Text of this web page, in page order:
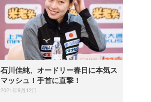
石川佳純、オードリー春日に本気ス
マッシュ！手首に直撃！
2021年9月12日